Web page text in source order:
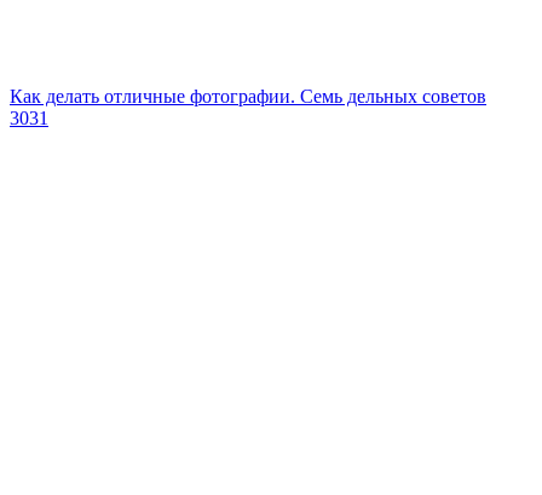
Как делать отличные фотографии. Семь дельных советов
3031